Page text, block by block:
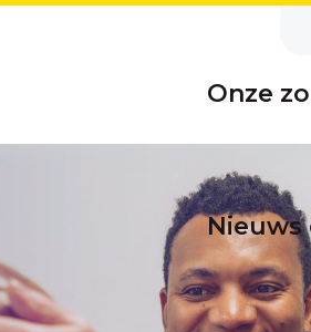
Onze
Nieuws